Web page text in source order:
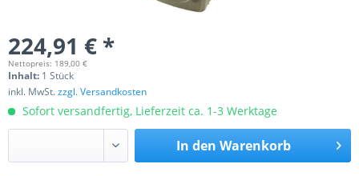
224,91 € *
Nettopreis: 189,00 €
Inhalt: 1 Stück
inkl. MwSt.zzgl. Versandkosten
Sofort versandfertig, Lieferzeit ca. 1-3 Werktage
In den Warenkorb